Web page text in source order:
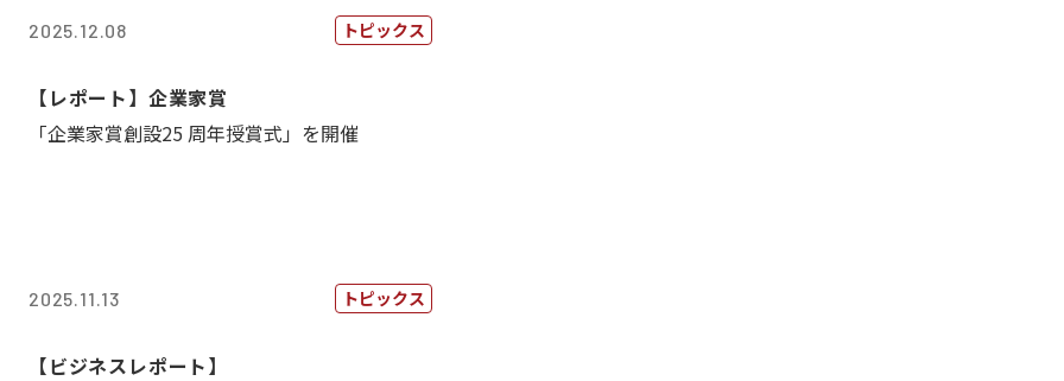
2025.12.08 トピックス
【レポート】企業家賞
「企業家賞創設25 周年授賞式」を開催
2025.11.13 トピックス
【ビジネスレポート】